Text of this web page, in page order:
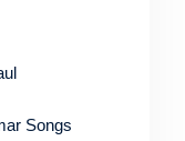
Songs